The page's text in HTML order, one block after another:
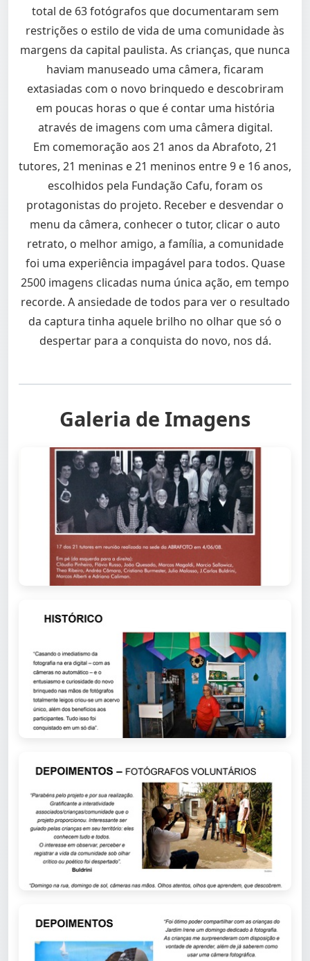
total de 63 fotógrafos que documentaram sem
restrições o estilo de vida de uma comunidade às
margens da capital paulista. As crianças, que nunca
haviam manuseado uma câmera, ficaram
extasiadas com o novo brinquedo e descobriram
em poucas horas o que é contar uma história
através de imagens com uma câmera digital.
Em comemoração aos 21 anos da Abrafoto, 21
tutores, 21 meninas e 21 meninos entre 9 e 16 anos,
escolhidos pela Fundação Cafu, foram os
protagonistas do projeto. Receber e desvendar o
menu da câmera, conhecer o tutor, clicar o auto
retrato, o melhor amigo, a família, a comunidade
foi uma experiência impagável para todos. Quase
2500 imagens clicadas numa única ação, em tempo
recorde. A ansiedade de todos para ver o resultado
da captura tinha aquele brilho no olhar que só o
despertar para a conquista do novo, nos dá.
Galeria de Imagens